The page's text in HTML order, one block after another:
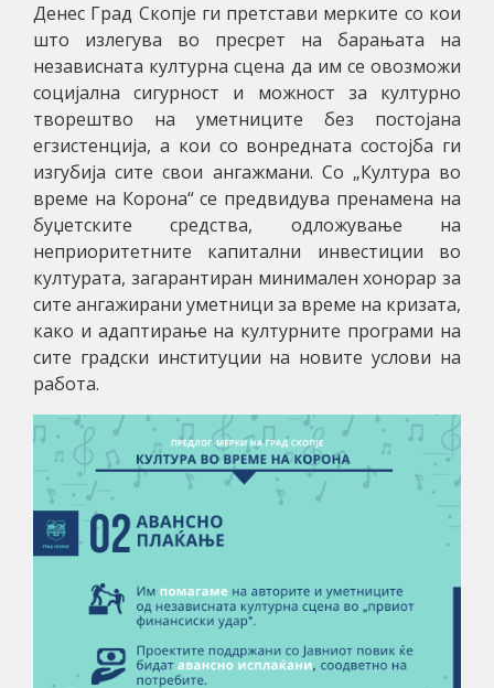
Денес Град Скопје ги претстави мерките со кои
што излегува во пресрет на барањата на
независната културна сцена да им се овозможи
социјална сигурност и можност за културно
творештво на уметниците без постојана
егзистенција, а кои со вонредната состојба ги
изгубија сите свои ангажмани. Со „Култура во
време на Корона“ се предвидува пренамена на
буџетските средства, одложување на
неприоритетните капитални инвестиции во
културата, загарантиран минимален хонорар за
сите ангажирани уметници за време на кризата,
како и адаптирање на културните програми на
сите градски институции на новите услови на
работа.